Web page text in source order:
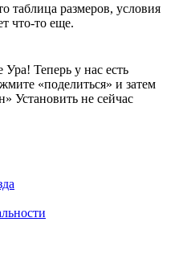
таблица размеров, условия
что-то еще.
Ура! Теперь у нас есть
«поделиться» и затем
Установить не сейчас